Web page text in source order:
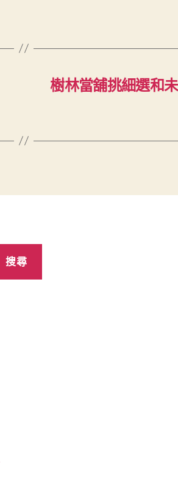
樹林當舖挑細選和